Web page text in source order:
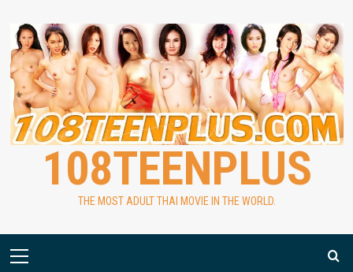
content
108TEENPLUS
THE MOST ADULT THAI MOVIE IN THE WORLD.
Primary